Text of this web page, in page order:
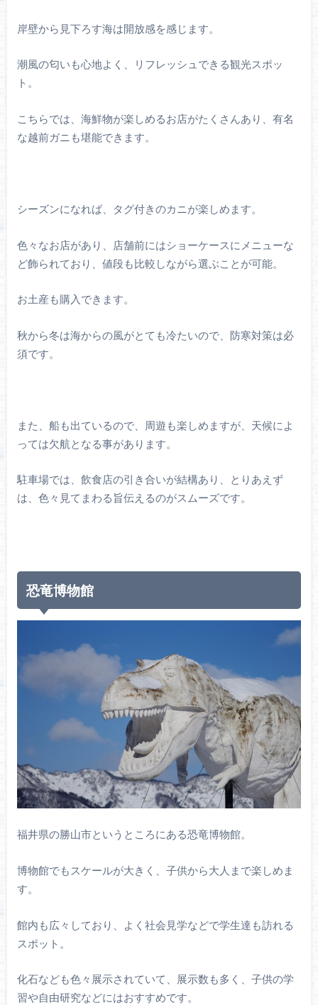
岸壁から見下ろす海は開放感を感じます。
潮風の匂いも心地よく、リフレッシュできる観光スポッ
ト。
こちらでは、海鮮物が楽しめるお店がたくさんあり、有名
な越前ガニも堪能できます。
シーズンになれば、タグ付きのカニが楽しめます。
色々なお店があり、店舗前にはショーケースにメニューな
ど飾られており、値段も比較しながら選ぶことが可能。
お土産も購入できます。
秋から冬は海からの風がとても冷たいので、防寒対策は必
須です。
また、船も出ているので、周遊も楽しめますが、天候によ
っては欠航となる事があります。
駐車場では、飲食店の引き合いが結構あり、とりあえず
は、色々見てまわる旨伝えるのがスムーズです。
恐竜博物館
福井県の勝山市というところにある恐竜博物館。
博物館でもスケールが大きく、子供から大人まで楽しめま
す。
館内も広々しており、よく社会見学などで学生達も訪れる
スポット。
化石なども色々展示されていて、展示数も多く、子供の学
習や自由研究などにはおすすめです。